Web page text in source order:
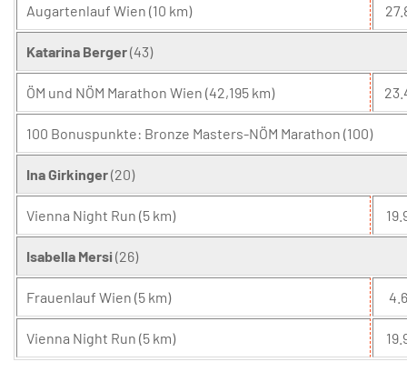
Augartenlauf Wien (10 km)
Katarina Berger(43)
ÖM und NÖM Marathon Wien (42,195 km)
100 Bonuspunkte: Bronze Masters-NÖM Marathon (100)
Ina Girkinger(20)
Vienna Night Run (5 km)
Isabella Mersi (26)
Frauenlauf Wien (5 km)
Vienna Night Run (5 km)